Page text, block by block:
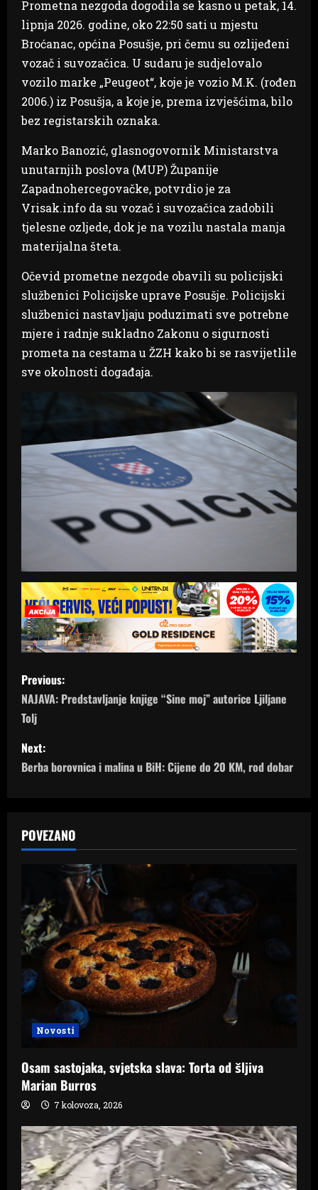
Prometna nezgoda dogodila se kasno u petak, 14.
lipnja 2026. godine, oko 22:50 sati u mjestu
Broćanac, općina Posušje, pri čemu su ozlijeđeni
vozač i suvozačica. U sudaru je sudjelovalo
vozilo marke „Peugeot“, koje je vozio M.K. (rođen
2006.) iz Posušja, a koje je, prema izvješćima, bilo
bez registarskih oznaka.
Marko Banozić, glasnogovornik Ministarstva
unutarnjih poslova (MUP) Županije
Zapadnohercegovačke, potvrdio je za
Vrisak.info da su vozač i suvozačica zadobili
tjelesne ozljede, dok je na vozilu nastala manja
materijalna šteta.
Očevid prometne nezgode obavili su policijski
službenici Policijske uprave Posušje. Policijski
službenici nastavljaju poduzimati sve potrebne
mjere i radnje sukladno Zakonu o sigurnosti
prometa na cestama u ŽZH kako bi se rasvijetlile
sve okolnosti događaja.
P
o
s
t
a
v
g
a
t
i
n
Previous:
NAJAVA: Predstavljanje knjige “Sine moj” autorice Ljiljane
Tolj
Next:
Berba borovnica i malina u BiH: Cijene do 20 KM, rod dobar
POVEZANO
Novosti
Osam sastojaka, svjetska slava: Torta od šljiva
Marian Burros
7 kolovoza, 2026